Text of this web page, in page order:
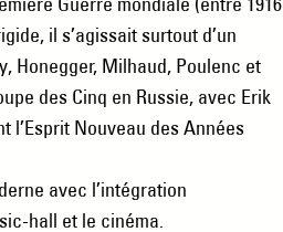
il s’agissait surtout d’un
Honegger, Milhaud, Poulenc et
des Cinq en Russie, avec Erik
l’Esprit Nouveau des Années
avec l’intégration
hall et le cinéma.